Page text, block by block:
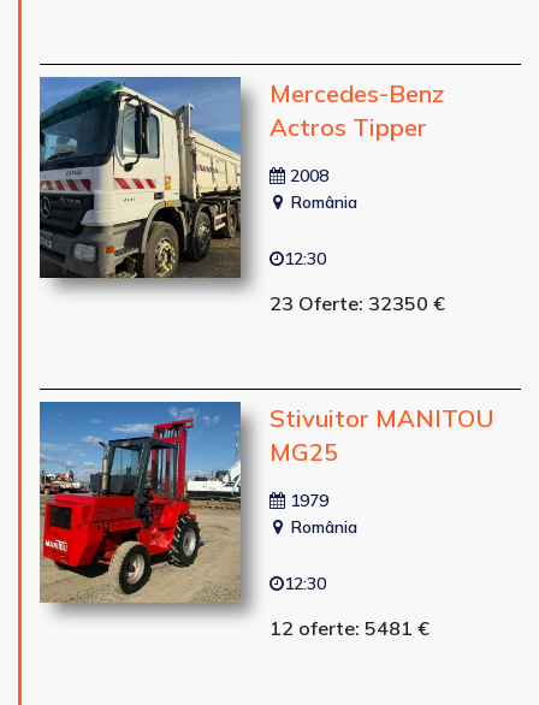
Mercedes-Benz
Actros Tipper
2008
România
12:30
23 Oferte: 32350 €
Stivuitor MANITOU
MG25
1979
România
12:30
12 oferte: 5481 €